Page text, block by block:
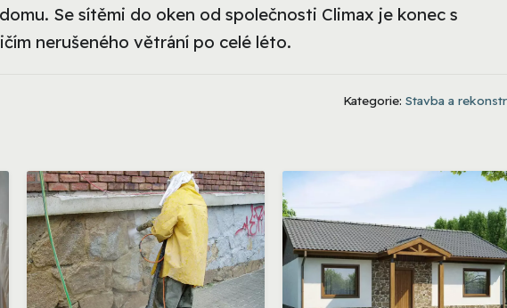
Se sítěmi do oken od společnosti Climax je konec s
nerušeného větrání po celé léto.
Kategorie: Stavba a